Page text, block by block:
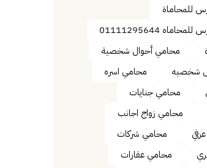
للمحاماة
01111295644
محامي أحوال شخصية
شخصيه
محامي اسره
محامي جنايات
محامي زواج اجانب
محامي شركات
محامي عقارات